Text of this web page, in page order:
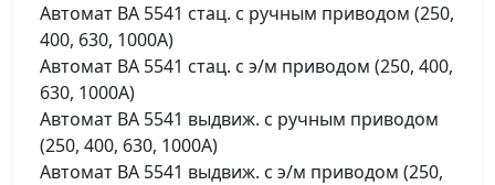
Автомат ВА 5541 стац. с ручным приводом (250,
400, 630, 1000А)
Автомат ВА 5541 стац. с э/м приводом (250, 400,
630, 1000А)
Автомат ВА 5541 выдвиж. с ручным приводом
(250, 400, 630, 1000А)
Автомат ВА 5541 выдвиж. с э/м приводом (250,